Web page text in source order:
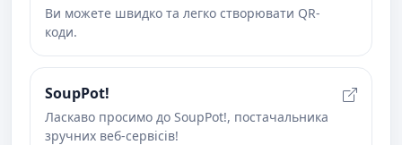
Ви можете швидко та легко створювати QR-
коди.
SoupPot!
Ласкаво просимо до SoupPot!, постачальника
зручних веб-сервісів!